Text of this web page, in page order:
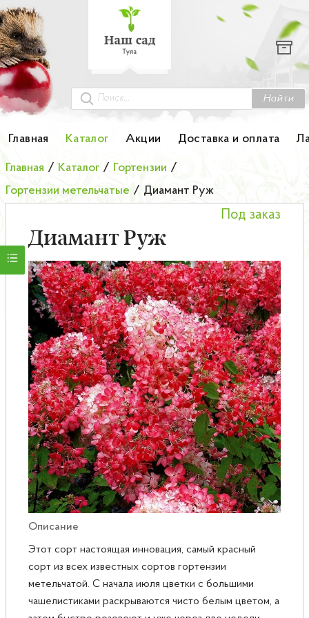
Найти
Главная Каталог Акции Доставка и оплата
Каталог
Гортензии
Грунты
Колоновидные деревья
Лук-севок
Малина
Мини-деревья
НОВИНКА Английские и Японские розы
Саженцы плодовые
Сирень
Главная / Каталог / Гортензии /
Гортензии метельчатые / Диамант Руж
Диамант Руж
Под заказ
Описание
Этот сорт настоящая инновация, самый красный
сорт из всех известных сортов гортензии
метельчатой. С начала июля цветки с большими
чашелистиками раскрываются чисто белым цветом, а